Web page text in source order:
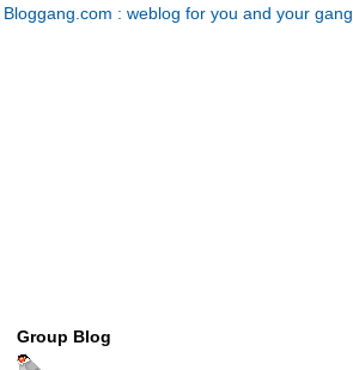
Bloggang.com : weblog for you and your gang
Group Blog